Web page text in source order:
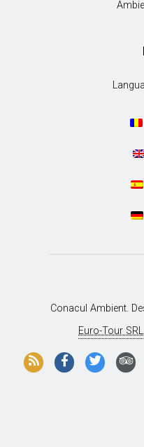
Conacul Ambient.
Euro-Tour SRL
Folosim cookie-uri pentru a
site-ul nostru.
Puteți afla mai multe